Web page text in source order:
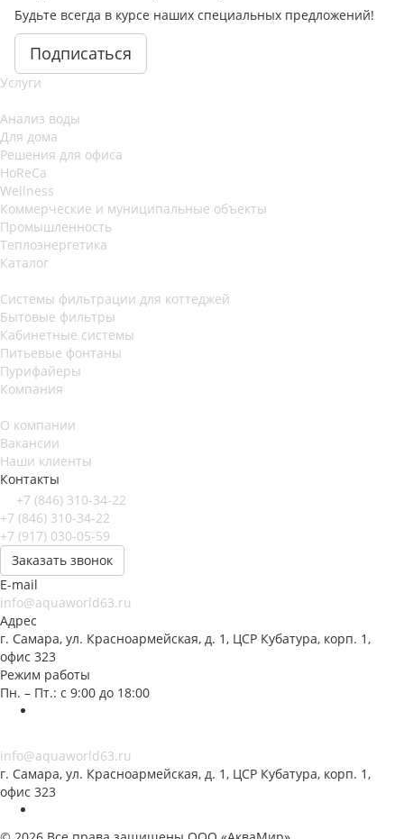
Будьте всегда в курсе наших специальных предложений!
Подписаться
Услуги
Анализ воды
Для дома
Решения для офиса
HoReCa
Wellness
Коммерческие и муниципальные объекты
Промышленность
Теплоэнергетика
Каталог
Системы фильтрации для коттеджей
Бытовые фильтры
Кабинетные системы
Питьевые фонтаны
Пурифайеры
Компания
О компании
Вакансии
Наши клиенты
Контакты
+7 (846) 310-34-22
+7 (846) 310-34-22
+7 (917) 030-05-59
Заказать звонок
E-mail
info@aquaworld63.ru
Адрес
г. Самара, ул. Красноармейская, д. 1, ЦСР Кубатура, корп. 1,
офис 323
Режим работы
Пн. – Пт.: с 9:00 до 18:00
info@aquaworld63.ru
г. Самара, ул. Красноармейская, д. 1, ЦСР Кубатура, корп. 1,
офис 323